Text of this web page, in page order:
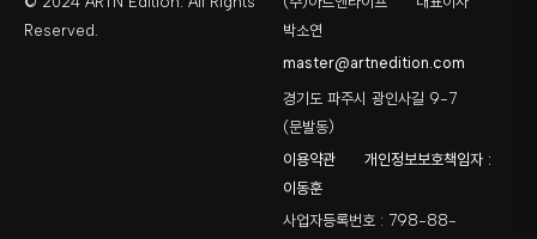
Reserved.
박소연
master@artnedition.com
경기도 파주시 광인사길 9-7
(문발동)
이용약관
개인정보보호책임자 :
이동훈
사업자등록번호 : 798-88-